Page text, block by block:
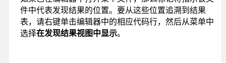
件中代表发现结果的位置。要从这些位置追溯到结果
表，请右键单击编辑器中的相应代码行，然后从菜单中
选择在发现结果视图中显示。